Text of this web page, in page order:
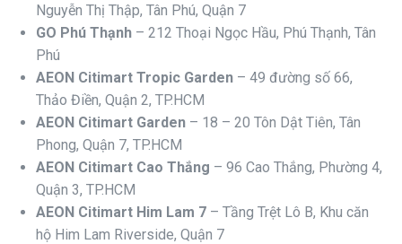
Nguyễn Thị Thập, Tân Phú, Quận 7
GO Phú Thạnh – 212 Thoại Ngọc Hầu, Phú Thạnh, Tân
Phú
AEON Citimart Tropic Garden – 49 đường số 66,
Thảo Điền, Quận 2, TP.HCM
AEON Citimart Garden – 18 – 20 Tôn Dật Tiên, Tân
Phong, Quận 7, TP.HCM
AEON Citimart Cao Thắng – 96 Cao Thắng, Phường 4,
Quận 3, TP.HCM
AEON Citimart Him Lam 7 – Tầng Trệt Lô B, Khu căn
hộ Him Lam Riverside, Quận 7